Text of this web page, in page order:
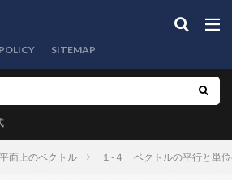
POLICY SITEMAP
平面上のベクトル １-４ ベクトルの平行と単